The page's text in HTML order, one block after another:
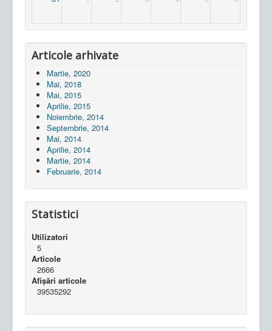
Articole arhivate
Martie, 2020
Mai, 2018
Mai, 2015
Aprilie, 2015
Noiembrie, 2014
Septembrie, 2014
Mai, 2014
Aprilie, 2014
Martie, 2014
Februarie, 2014
Statistici
Utilizatori
5
Articole
2666
Afișări articole
39535292